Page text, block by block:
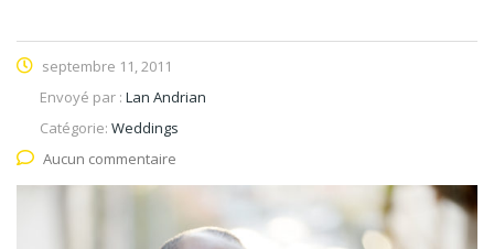
septembre 11, 2011
Envoyé par : Lan Andrian
Catégorie: Weddings
Aucun commentaire